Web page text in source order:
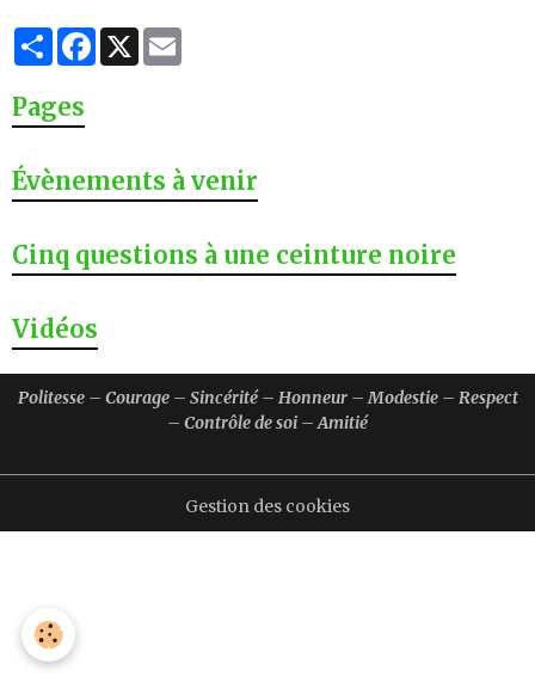
PartagerFacebook
X
Pages
Évènements à venir
Cinq questions à une ceinture noire
Vidéos
Politesse – Courage – Sincérité – Honneur – Modestie – Respect
– Contrôle de soi – Amitié
Gestion des cookies